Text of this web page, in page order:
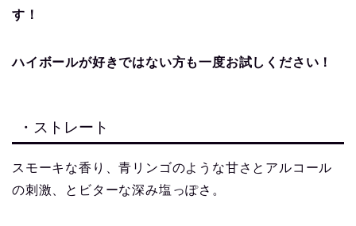
す！
ハイボールが好きではない方も一度お試しください！
・ストレート
スモーキな香り、青リンゴのような甘さとアルコール
の刺激、とビターな深み塩っぽさ。